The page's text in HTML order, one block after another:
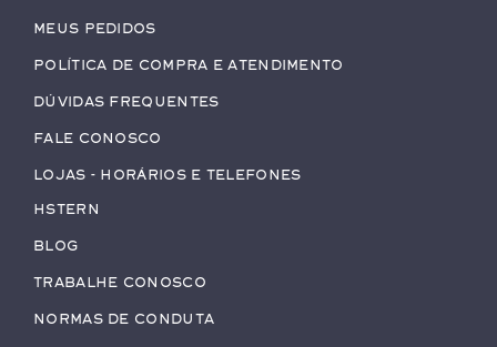
Meus pedidos
Política de Compra e Atendimento
Dúvidas Frequentes
Fale conosco
Lojas - Horários e Telefones
HStern
Blog
Trabalhe conosco
Normas de Conduta